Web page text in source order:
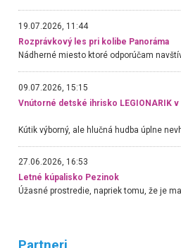
19.07.2026, 11:44
Rozprávkový les pri kolibe Panoráma
09.07.2026, 15:15
Vnútorné detské ihrisko LEGIONARIK v
27.06.2026, 16:53
Letné kúpalisko Pezinok